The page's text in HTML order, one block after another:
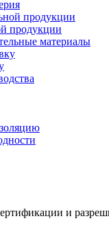
продукции
продукции
материалы
и